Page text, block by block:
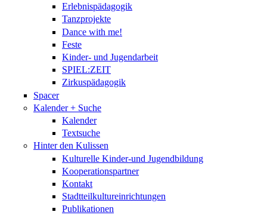
Erlebnispädagogik
Tanzprojekte
Dance with me!
Feste
Kinder- und Jugendarbeit
SPIEL:ZEIT
Zirkuspädagogik
Spacer
Kalender + Suche
Kalender
Textsuche
Hinter den Kulissen
Kulturelle Kinder-und Jugendbildung
Kooperationspartner
Kontakt
Stadtteilkultureinrichtungen
Publikationen